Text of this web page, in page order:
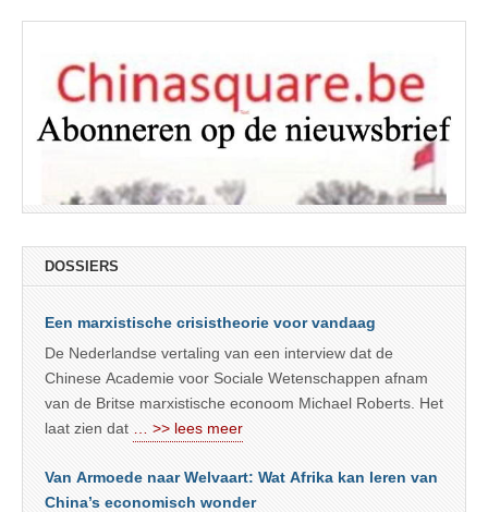
DOSSIERS
Een marxistische crisistheorie voor vandaag
De Nederlandse vertaling van een interview dat de
Chinese Academie voor Sociale Wetenschappen afnam
van de Britse marxistische econoom Michael Roberts. Het
laat zien dat
… >> lees meer
Van Armoede naar Welvaart: Wat Afrika kan leren van
China’s economisch wonder